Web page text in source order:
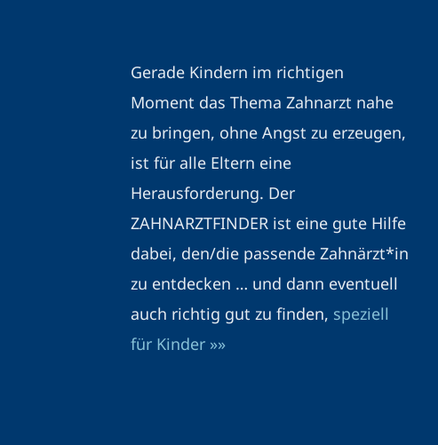
Gerade Kindern im richtigen
Moment das Thema Zahnarzt nahe
zu bringen, ohne Angst zu erzeugen,
ist für alle Eltern eine
Herausforderung. Der
ZAHNARZTFINDER ist eine gute Hilfe
dabei, den/die passende Zahnärzt*in
zu entdecken … und dann eventuell
auch richtig gut zu finden, speziell
für Kinder »»